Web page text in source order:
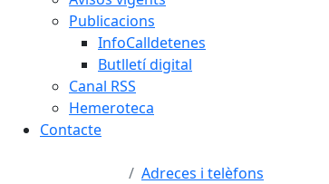
Publicacions
InfoCalldetenes
Butlletí digital
Canal RSS
Hemeroteca
Contacte
Adreces i telèfons